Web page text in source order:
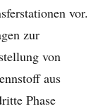
vor.
zur
von
aus
Phase